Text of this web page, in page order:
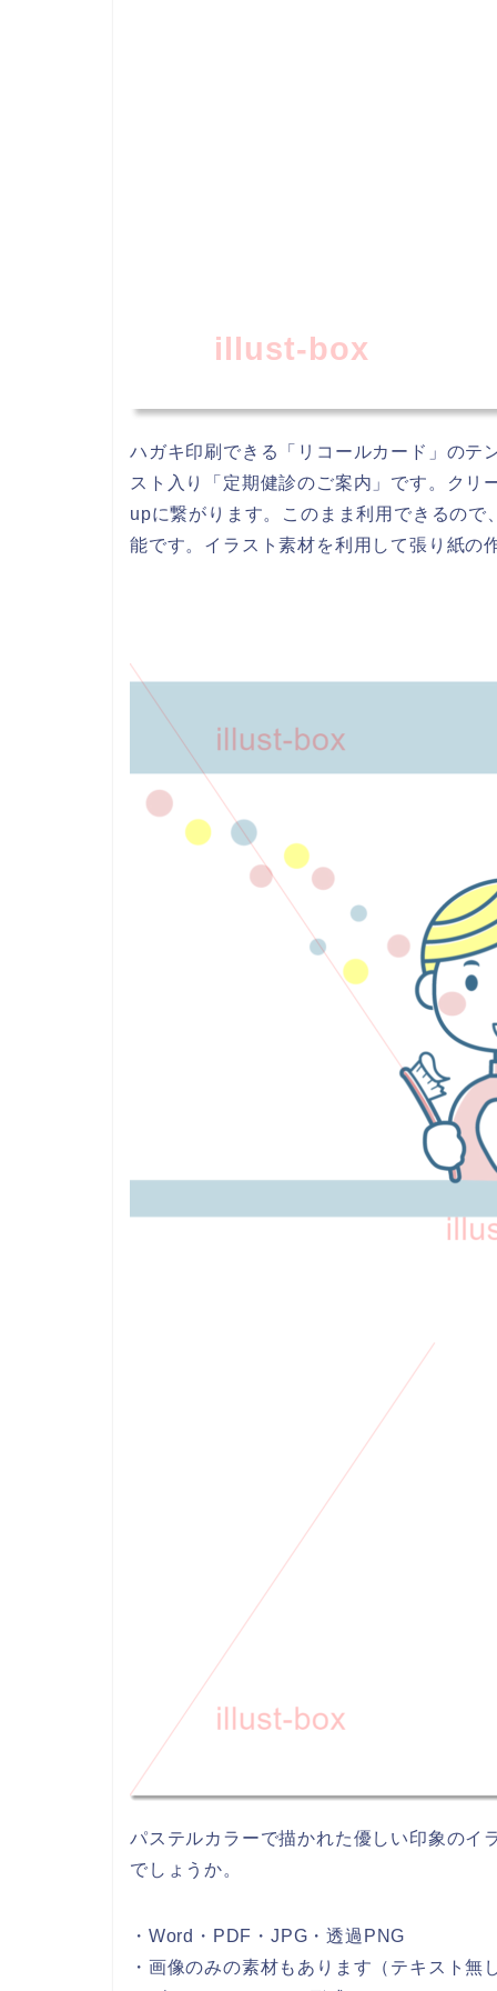
illust-box
ハガキ印刷できる「リコールカード」のテ
スト入り「定期健診のご案内」です。クリ
upに繋がります。このまま利用できるの
能です。イラスト素材を利用して張り紙の
パステルカラーで描かれた優しい印象のイ
でしょうか。
・Word・PDF・JPG・透過PNG
・画像のみの素材もあります（テキスト無